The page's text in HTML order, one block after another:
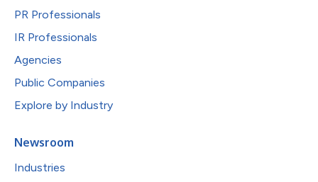
PR Professionals
IR Professionals
Agencies
Public Companies
Explore by Industry
Newsroom
Industries